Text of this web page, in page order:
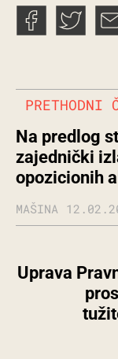
PRETHODNI
Na predlog
zajednički
opozicionih
MAŠINA
Uprava